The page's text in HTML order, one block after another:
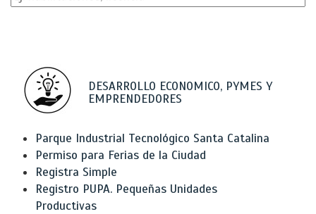
DESARROLLO ECONOMICO, PYMES Y
EMPRENDEDORES
Parque Industrial Tecnológico Santa Catalina
Permiso para Ferias de la Ciudad
Registra Simple
Registro PUPA. Pequeñas Unidades
Productivas